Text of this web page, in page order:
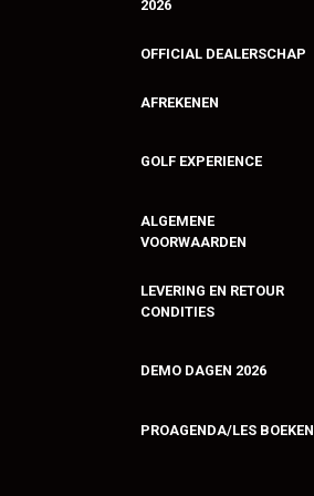
2026
OFFICIAL DEALERSCHAP
AFREKENEN
GOLF EXPERIENCE
ALGEMENE
VOORWAARDEN
LEVERING EN RETOUR
CONDITIES
DEMO DAGEN 2026
PROAGENDA/LES BOEKEN